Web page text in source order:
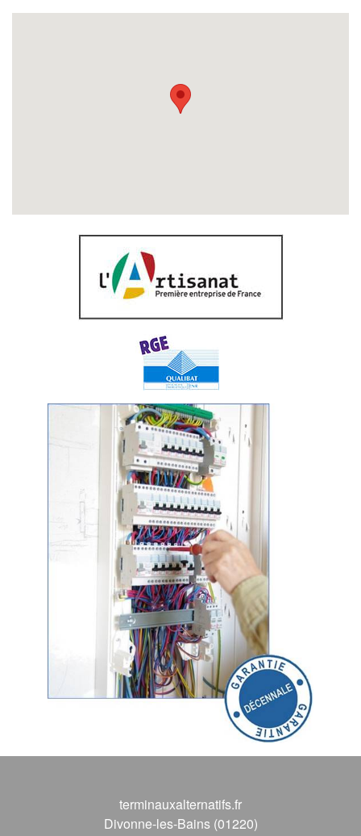
terminauxalternatifs.fr
Divonne-les-Bains (01220)